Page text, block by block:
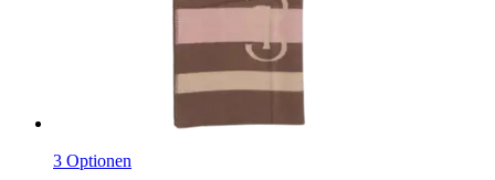
3 Optionen